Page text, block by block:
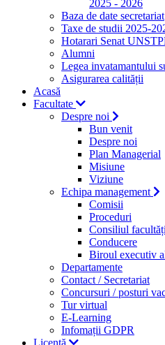
2025 - 2026
Baza de date secretariat
Taxe de studii 2025-
Hotarari Senat
Alumni
Legea invatamantului
Asigurarea calității
Acasă
Facultate
Despre noi
Bun venit
Despre noi
Plan Managerial
Misiune
Viziune
Echipa management
Comisii
Proceduri
Consiliul
Conducere
Biroul executiv
Departamente
Contact / Secretariat
Concursuri / posturi
Tur virtual
E-Learning
Infomații GDPR
Licență